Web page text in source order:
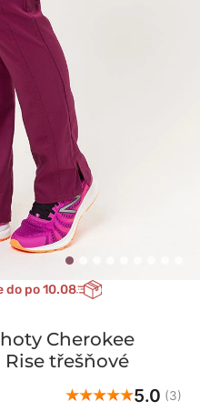
do po 10.08
Cherokee
třešňové
5.0 (3)